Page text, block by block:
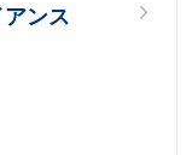
ンス